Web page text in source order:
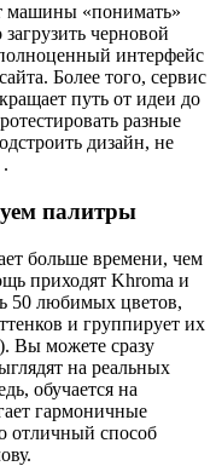
машины «понимать»
черновой
интерфейс
Более того, сервис
путь от идеи до
разные
дизайн, не
палитры
больше времени, чем
приходят Khroma и
50 любимых цветов,
и группирует их
Вы можете сразу
на реальных
обучается на
гармоничные
отличный способ